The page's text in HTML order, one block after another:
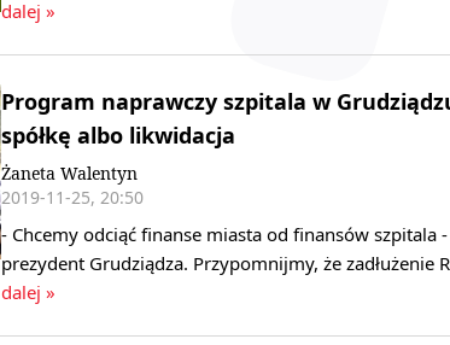
dalej »
Program naprawczy szpitala w
spółkę albo likwidacja
Żaneta Walentyn
2019-11-25, 20:50
- Chcemy odciąć finanse miasta od finansów szpitala
prezydent Grudziądza. Przypomnijmy, że zadłużenie
dalej »